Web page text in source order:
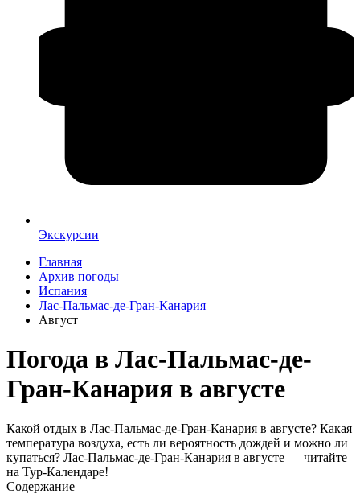
Экскурсии
Главная
Архив погоды
Испания
Лас-Пальмас-де-Гран-Канария
Август
Погода в Лас-Пальмас-де-
Гран-Канария в августе
Какой отдых в Лас-Пальмас-де-Гран-Канария в августе? Какая
температура воздуха, есть ли вероятность дождей и можно ли
купаться? Лас-Пальмас-де-Гран-Канария в августе — читайте
на Тур-Календаре!
Содержание